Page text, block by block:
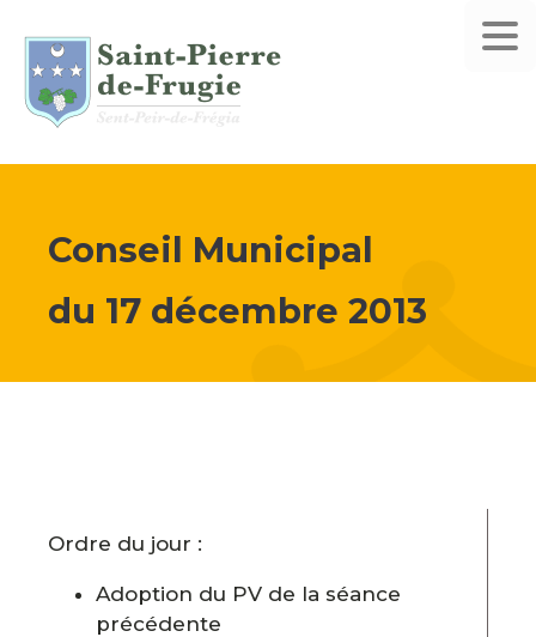
Conseil Municipal
du 17 décembre 2013
Ordre du jour :
Adoption du PV de la séance
précédente